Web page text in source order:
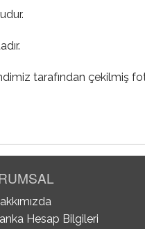
tarafından çekilmiş
Hesap Bilgileri